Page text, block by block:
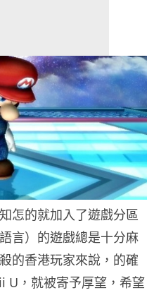
怎的就加入了遊戲分區
言）的遊戲總是十分麻
的香港玩家來說，的確
U，就被寄予厚望，希望